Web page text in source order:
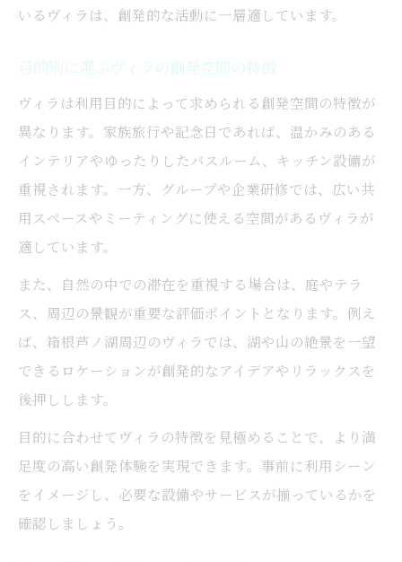
いるヴィラは、創発的な活動に一層適しています。
目的別に選ぶヴィラの創発空間の特徴
ヴィラは利用目的によって求められる創発空間の特徴が
異なります。家族旅行や記念日であれば、温かみのある
インテリアやゆったりしたバスルーム、キッチン設備が
重視されます。一方、グループや企業研修では、広い共
用スペースやミーティングに使える空間があるヴィラが
適しています。
また、自然の中での滞在を重視する場合は、庭やテラ
ス、周辺の景観が重要な評価ポイントとなります。例え
ば、箱根芦ノ湖周辺のヴィラでは、湖や山の絶景を一望
できるロケーションが創発的なアイデアやリラックスを
後押しします。
目的に合わせてヴィラの特徴を見極めることで、より満
足度の高い創発体験を実現できます。事前に利用シーン
をイメージし、必要な設備やサービスが揃っているかを
確認しましょう。